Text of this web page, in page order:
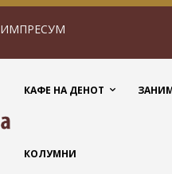
ИМПРЕСУМ
КАФЕ НА ДЕНОТ
КОЛУМНИ